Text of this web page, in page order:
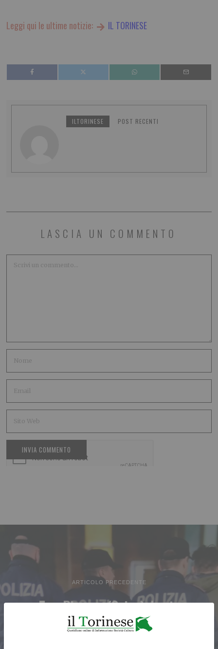
Leggi qui le ultime notizie: IL TORINESE
ILTORINESE POST RECENTI
LASCIA UN COMMENTO
ARTICOLO PRECEDENTE
Tav: Pianese (Coisp), basta
criminalizzare Polizia e
giustificare violenti